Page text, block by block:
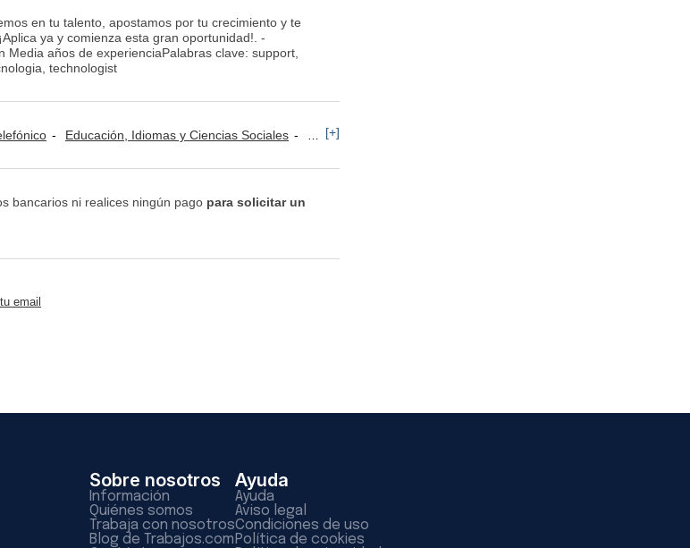
en tu talento, apostamos por tu crecimiento y te
ya y comienza esta gran oportunidad!. -
años de experienciaPalabras clave: support,
technologist
Educación, Idiomas y Ciencias Sociales Monitor y Animador
[+]
bancarios ni realices ningún pago para solicitar un
email
Sobre nosotros
Información
Quiénes somos
Trabaja con nosotros
Blog de Trabajos.com
Ayuda
Ayuda
Aviso legal
Condiciones de uso
Política de cookies